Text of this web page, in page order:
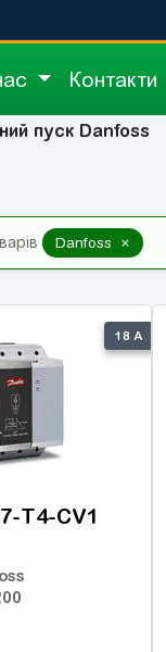
Контакти
пуск Danfoss
Danfoss ×
18 А
T4-CV1